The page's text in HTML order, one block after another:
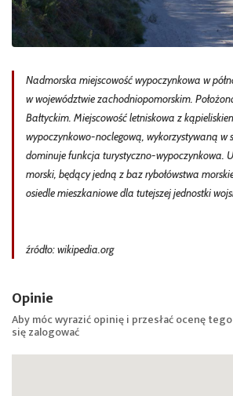
Nadmorska miejscowość wypoczynkowa w
w województwie zachodniopomorskim.
Bałtyckim. Miejscowość letniskowa z
wypoczynkowo-noclegową, wykorzystywaną w
dominuje funkcja turystyczno-wypoczynkowa.
morski, będący jedną z baz rybołówstwa
osiedle mieszkaniowe dla tutejszej jednostki
źródło: wikipedia.org
Opinie
Aby móc wyrazić opinię i przesłać ocenę
sięzalogować